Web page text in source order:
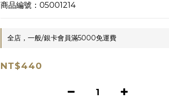
商品編號：05001214
全店，一般/銀卡會員滿5000免運費
NT$440